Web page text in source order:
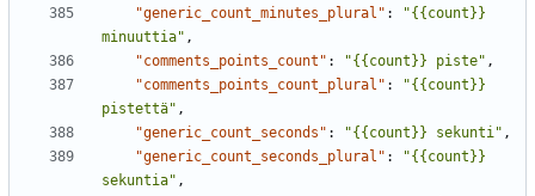
"generic_count_minutes_plural" :
"{{count}}
minuuttia" ,
"comments_points_count" : "{{count}} piste" ,
"comments_points_count_plural" :
"{{count}}
pistettä" ,
"generic_count_seconds" : "{{count}} sekunti" ,
"generic_count_seconds_plural" :
"{{count}}
sekuntia" ,